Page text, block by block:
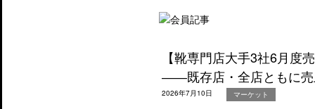
【靴専門店大手3社6月度
――既存店・全店ともに売
2026年7月10日 マーケット